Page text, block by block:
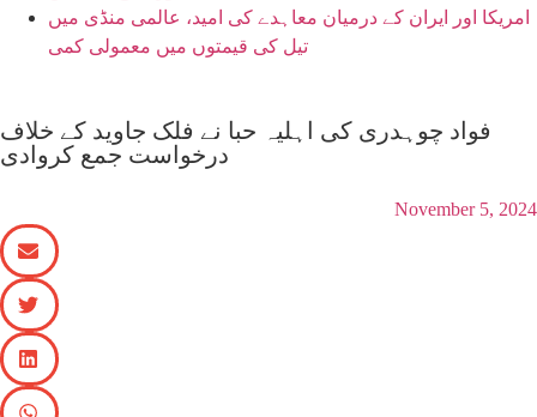
امریکا اور ایران کے درمیان معاہدے کی امید، عالمی منڈی میں
تیل کی قیمتوں میں معمولی کمی
فواد چوہدری کی اہلیہ حبا نے فلک جاوید کے خلاف
درخواست جمع کروادی
November 5, 2024